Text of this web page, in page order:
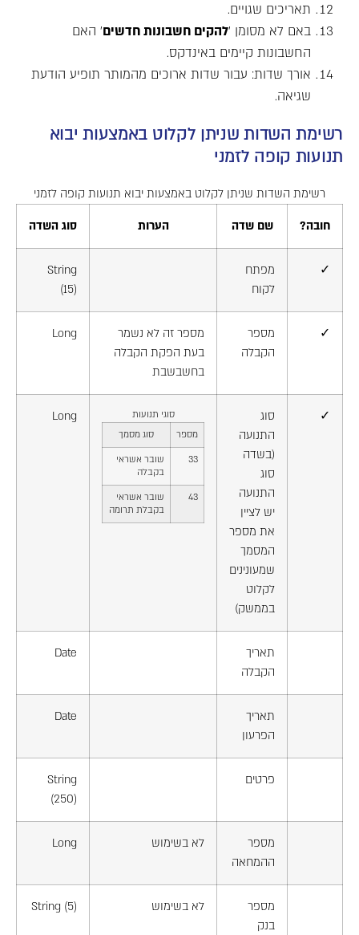
תאריכים שגויים.
באם לא מסומן 'להקים חשבונות חדשים' האם
החשבונות קיימים באינדקס.
אורך שדות: עבור שדות ארוכים מהמותר תופיע הודעת
שגיאה.
רשימת השדות שניתן לקלוט באמצעות יבוא
תנועות קופה לזמני
רשימת השדות שניתן לקלוט באמצעות יבוא תנועות קופה לזמני
חובה? שם שדה הערות סוג השדה
✓
מפתח
לקוח
String
(15)
✓
מספר
הקבלה
מספר זה לא נשמר
בעת הפקת הקבלה
בחשבשבת
Long
✓
סוג
התנועה
(בשדה
סוג
התנועה
יש לציין
את מספר
המסמך
שמעונינים
לקלוט
בממשק)
סוגי תנועות
מספר
סוג מסמך
33
שובר אשראי
בקבלה
43
שובר אשראי
בקבלת תרומה
Long
תאריך
הקבלה
Date
תאריך
הפרעון
Date
פרטים
String
(250)
מספר
ההמחאה
לא בשימוש Long
מספר
בנק
לא בשימוש String (5)